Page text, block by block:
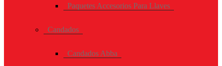
Paquetes Accesorios Para Llaves
Candados
Candados Abba